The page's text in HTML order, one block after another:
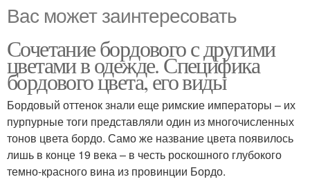
Вас может заинтересовать
Сочетание бордового с другими
цветами в одежде. Специфика
бордового цвета, его виды
Бордовый оттенок знали еще римские императоры – их
пурпурные тоги представляли один из многочисленных
тонов цвета бордо. Само же название цвета появилось
лишь в конце 19 века – в честь роскошного глубокого
темно-красного вина из провинции Бордо.